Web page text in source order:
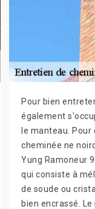
Pour bien
également
le manteau.
cheminée ne
Yung Ramoneur
qui consiste à
de soude ou
bien encrassé.